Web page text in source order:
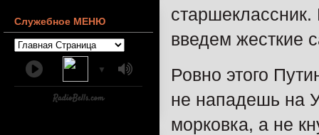
введем жесткие
Ровно этого
не нападешь на
морковка, а не
Служебное МЕНЮ
▼